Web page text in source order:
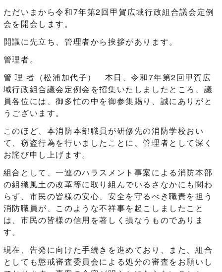
ただいまから令和7年第2回甲賀広域行政組合議会定例
会を開会します。
開議に先立ち、管理者から挨拶があります。
管理者。
管 理 者（松浦加代子） 本日、令和7年第2回甲賀広
域行政組合議会定例会を招集いたしましたところ、議
員各位には、御多忙の中を御参集賜り、誠にありがと
うございます。
このほど、本消防本部職員が研修先の消防学校おい
て、窃盗行為を行いましたことに、管理者として深く
お詫び申し上げます。
組合として、一連のハラスメント事案による消防本部
の組織風土の改革等に取り組んでいるさなかにも関わ
らず、市民の皆様の安心、安全を守るべき職責を担う
消防職員が、このような不祥事を起こしましたこと
は、市民の皆様の信用を著しく損なうものでありま
す。
現在、告発に向けた手続きを進めており、また、組合
としても懲戒審査委員会による処分の審査をお願いし